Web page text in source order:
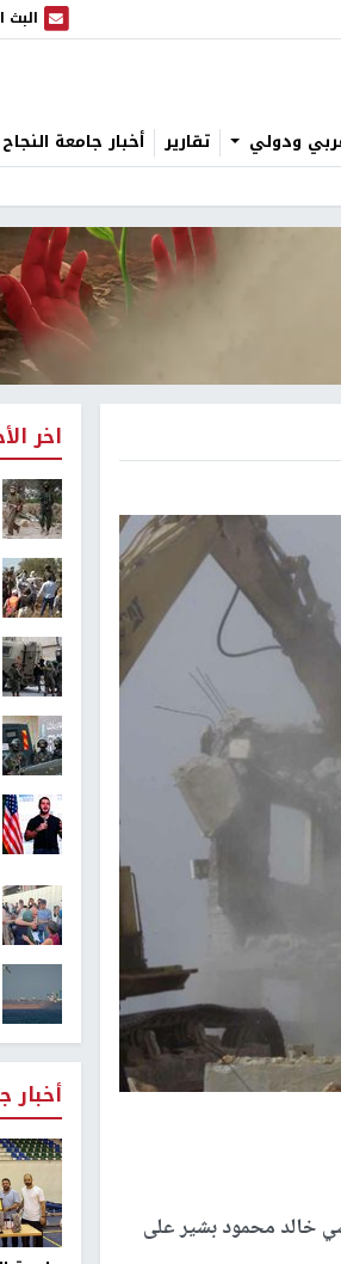
البثالبث
ودولي تقارير أخبار جامعة النجاح
خالد محمود بشير على
اخر
أخبار